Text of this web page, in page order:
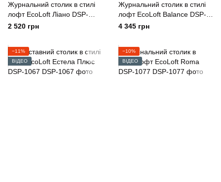
Журнальний столик в стилі
лофт EcoLoft Ліано DSP-
1256
2 520 грн
Журнальний столик в стилі
лофт EcoLoft Balance DSP-
1110
4 345 грн
−11%
ВІДЕО
−10%
ВІДЕО